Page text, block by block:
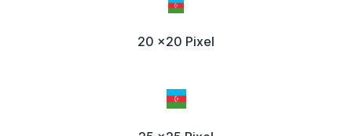
20 x20 Pixel